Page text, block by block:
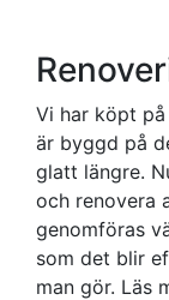
Vi har köpt
är byggd på
glatt längre.
och renovera
genomföras
som det blir
man gör. Läs